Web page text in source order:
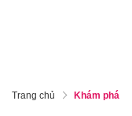
Trang chủ Khám phá